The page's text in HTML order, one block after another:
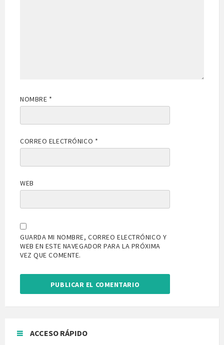
NOMBRE *
CORREO ELECTRÓNICO *
WEB
GUARDA MI NOMBRE, CORREO ELECTRÓNICO Y
WEB EN ESTE NAVEGADOR PARA LA PRÓXIMA
VEZ QUE COMENTE.
ACCESO RÁPIDO